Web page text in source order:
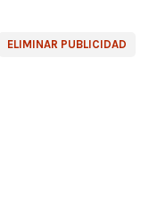
ELIMINAR PUBLICIDAD